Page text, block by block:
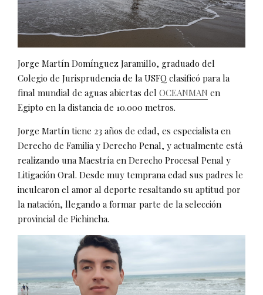
Jorge Martín Domínguez Jaramillo, graduado del
Colegio de Jurisprudencia de la USFQ clasificó para la
final mundial de aguas abiertas del OCEANMAN en
Egipto en la distancia de 10.000 metros.
Jorge Martín tiene 23 años de edad, es especialista en
Derecho de Familia y Derecho Penal, y actualmente está
realizando una Maestría en Derecho Procesal Penal y
Litigación Oral. Desde muy temprana edad sus padres le
inculcaron el amor al deporte resaltando su aptitud por
la natación, llegando a formar parte de la selección
provincial de Pichincha.